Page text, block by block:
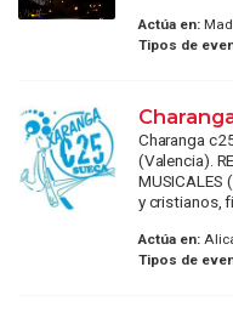
Actúa en:
Tipos de
Charanga
(Valencia).
y cristianos,
Actúa en:
Tipos de